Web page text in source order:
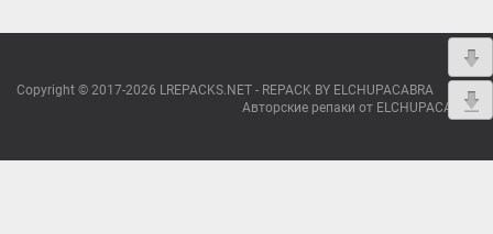
Copyright © 2017-2026 LREPACKS.NET - REPACK BY ELCHUPACABRA
Авторские репаки от ELCHUPACABRA